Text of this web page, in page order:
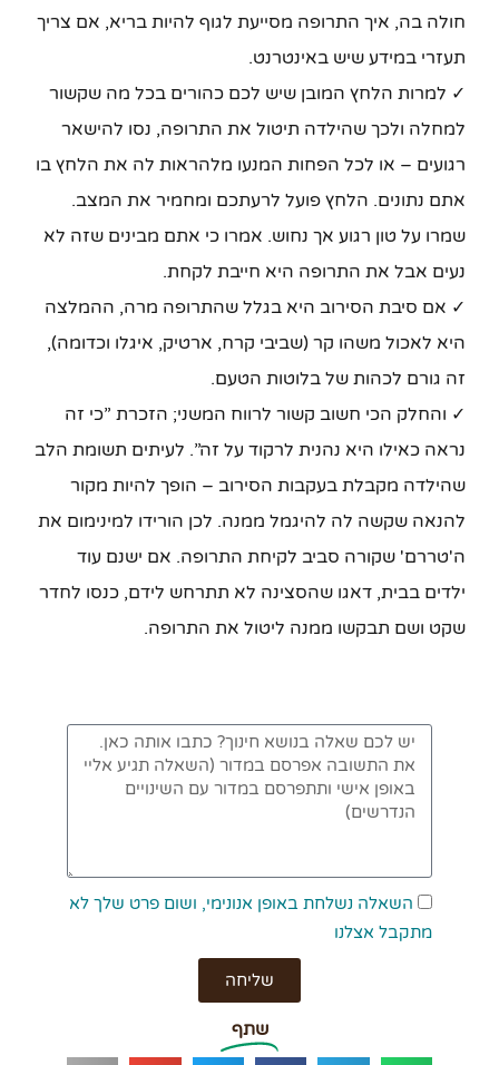
חולה בה, איך התרופה מסייעת לגוף להיות בריא, אם צריך
תעזרי במידע שיש באינטרנט.
✓ למרות הלחץ המובן שיש לכם כהורים בכל מה שקשור
למחלה ולכך שהילדה תיטול את התרופה, נסו להישאר
רגועים – או לכל הפחות המנעו מלהראות לה את הלחץ בו
אתם נתונים. הלחץ פועל לרעתכם ומחמיר את המצב.
שמרו על טון רגוע אך נחוש. אמרו כי אתם מבינים שזה לא
נעים אבל את התרופה היא חייבת לקחת.
✓ אם סיבת הסירוב היא בגלל שהתרופה מרה, ההמלצה
היא לאכול משהו קר (שביבי קרח, ארטיק, איגלו וכדומה),
זה גורם לכהות של בלוטות הטעם.
✓ והחלק הכי חשוב קשור לרווח המשני; הזכרת ”כי זה
נראה כאילו היא נהנית לרקוד על זה”. לעיתים תשומת הלב
שהילדה מקבלת בעקבות הסירוב – הופך להיות מקור
להנאה שקשה לה להיגמל ממנה. לכן הורידו למינימום את
ה'טררם' שקורה סביב לקיחת התרופה. אם ישנם עוד
ילדים בבית, דאגו שהסצינה לא תתרחש לידם, כנסו לחדר
שקט ושם תבקשו ממנה ליטול את התרופה.
השאלה נשלחת באופן אנונימי, ושום פרט שלך לא
מתקבל אצלנו
שליחה
שתף